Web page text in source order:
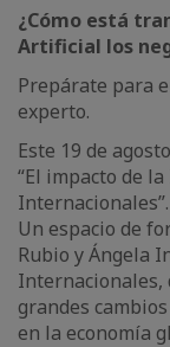
¿Cómo está
Artificial los
Prepárate para
experto.
Este 19 de
“El impacto de
Internacionales”.
Un espacio de
Rubio y Ángela
Internacionales,
grandes
en la economía